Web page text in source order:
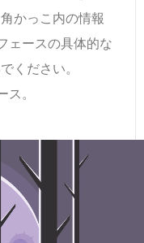
かっこ内の情報
ェースの具体的な
ください。
。